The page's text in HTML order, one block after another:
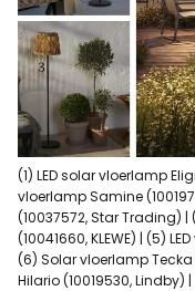
(1) LED solar vloerlamp
vloerlamp Samine
(10037572, Star Trading) |
(10041660, KLEWE) | (5)
(6) Solar vloerlamp Tecka
Hilario (10019530, Lindby)